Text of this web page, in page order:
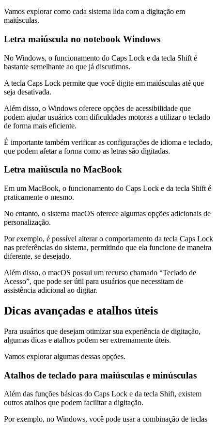
Vamos explorar como cada sistema lida com a digitação em
maiúsculas.
Letra maiúscula no notebook Windows
No Windows, o funcionamento do Caps Lock e da tecla Shift é
bastante semelhante ao que já discutimos.
A tecla Caps Lock permite que você digite em maiúsculas até que
seja desativada.
Além disso, o Windows oferece opções de acessibilidade que
podem ajudar usuários com dificuldades motoras a utilizar o teclado
de forma mais eficiente.
É importante também verificar as configurações de idioma e teclado,
que podem afetar a forma como as letras são digitadas.
Letra maiúscula no MacBook
Em um MacBook, o funcionamento do Caps Lock e da tecla Shift é
praticamente o mesmo.
No entanto, o sistema macOS oferece algumas opções adicionais de
personalização.
Por exemplo, é possível alterar o comportamento da tecla Caps Lock
nas preferências do sistema, permitindo que ela funcione de maneira
diferente, se desejado.
Além disso, o macOS possui um recurso chamado “Teclado de
Acesso”, que pode ser útil para usuários que necessitam de
assistência adicional ao digitar.
Dicas avançadas e atalhos úteis
Para usuários que desejam otimizar sua experiência de digitação,
algumas dicas e atalhos podem ser extremamente úteis.
Vamos explorar algumas dessas opções.
Atalhos de teclado para maiúsculas e minúsculas
Além das funções básicas do Caps Lock e da tecla Shift, existem
outros atalhos que podem facilitar a digitação.
Por exemplo, no Windows, você pode usar a combinação de teclas